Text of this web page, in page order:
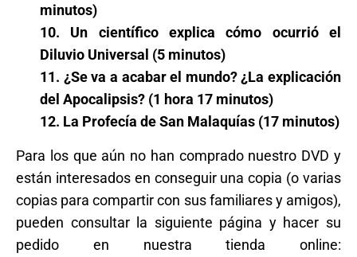
minutos)
10. Un científico explica cómo ocurrió el
Diluvio Universal (5 minutos)
11. ¿Se va a acabar el mundo? ¿La explicación
del Apocalipsis? (1 hora 17 minutos)
12. La Profecía de San Malaquías (17 minutos)
Para los que aún no han comprado nuestro DVD y
están interesados en conseguir una copia (o varias
copias para compartir con sus familiares y amigos),
pueden consultar la siguiente página y hacer su
pedido en nuestra tienda online: